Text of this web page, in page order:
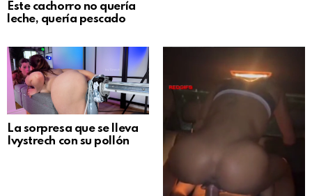
Este cachorro no quería
leche, quería pescado
La sorpresa que se lleva
Ivystrech con su pollón